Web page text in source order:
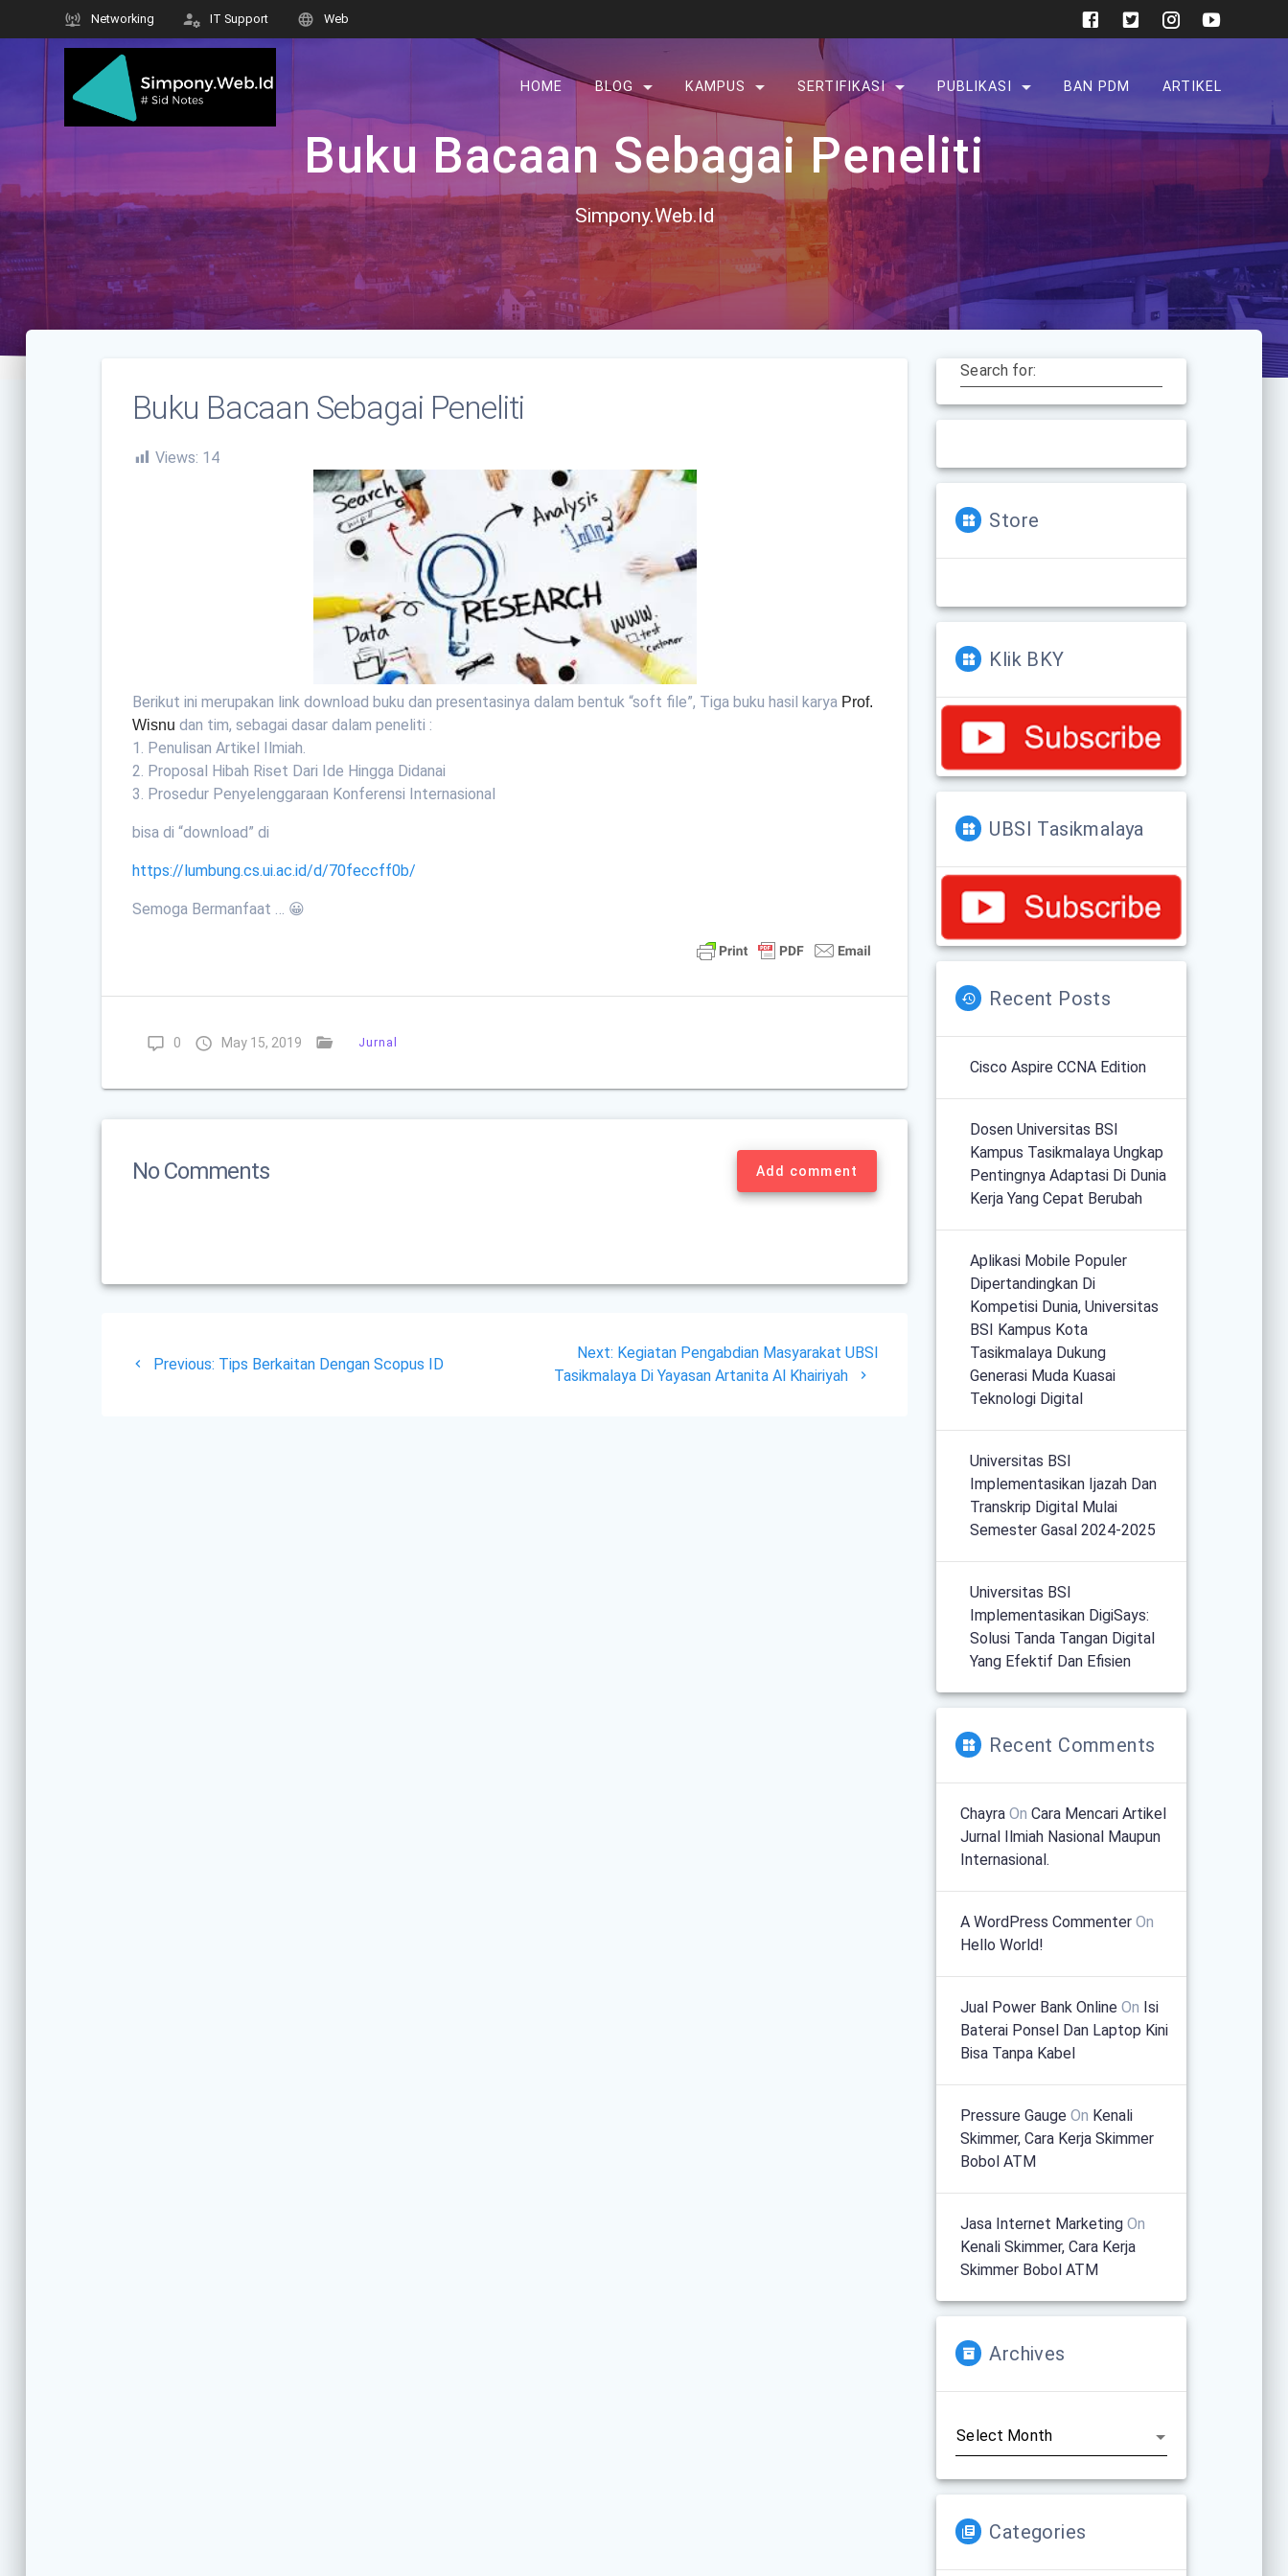
Networking IT Support Web
HOME BLOG KAMPUS SERTIFIKASI PUBLIKASI BAN PDM ARTIKEL
Buku Bacaan Sebagai Peneliti
Simpony.Web.Id
Buku Bacaan Sebagai Peneliti
Views: 14
Berikut ini merupakan link download buku dan presentasinya dalam bentuk “soft file”, Tiga buku hasil karya Prof.
Wisnudan tim, sebagai dasar dalam peneliti :
1. Penulisan Artikel Ilmiah.
2. Proposal Hibah Riset Dari Ide Hingga Didanai
3. Prosedur Penyelenggaraan Konferensi Internasional
bisa di “download” di
https://lumbung.cs.ui.ac.id/d/70feccff0b/
Semoga Bermanfaat … 😀
0 May 15, 2019 Jurnal
No Comments Add comment
navigation
Previous: Previous
Tips Berkaitan Dengan Scopus ID
Next: Next
post:
Kegiatan Pengabdian Masyarakat UBSI
Tasikmalaya Di Yayasan Artanita Al Khairiyah
Search for:
Store
Klik BKY
UBSI Tasikmalaya
Recent Posts
Cisco Aspire CCNA Edition
Dosen Universitas BSI
Kampus Tasikmalaya Ungkap
Pentingnya Adaptasi Di Dunia
Kerja Yang Cepat Berubah
Aplikasi Mobile Populer
Dipertandingkan Di
Kompetisi Dunia, Universitas
BSI Kampus Kota
Tasikmalaya Dukung
Generasi Muda Kuasai
Teknologi Digital
Universitas BSI
Implementasikan Ijazah Dan
Transkrip Digital Mulai
Semester Gasal 2024-2025
Universitas BSI
Implementasikan DigiSays:
Solusi Tanda Tangan Digital
Yang Efektif Dan Efisien
Recent Comments
Chayra OnCara Mencari Artikel
Jurnal Ilmiah Nasional Maupun
Internasional.
A WordPress Commenter On
Hello World!
Jual Power Bank Online On Isi
Baterai Ponsel Dan Laptop Kini
Bisa Tanpa Kabel
Pressure Gauge On Kenali
Skimmer, Cara Kerja Skimmer
Bobol ATM
Jasa Internet Marketing On
Kenali Skimmer, Cara Kerja
Skimmer Bobol ATM
Archives
Categories